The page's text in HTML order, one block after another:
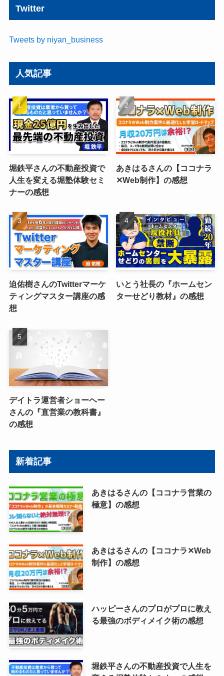
Twitter
Tweets by niyan_business
人気記事
堀鉄平さんの不動産投資で
人生を変える堀塾体験セミ
ナーの感想
あきはるさんの【ココナラ
✕Web制作】の感想
迫佑樹さんのTwitterマーケ
ティングマスター講座の感
想
いとう社長の『ホームセン
ターせどり教材』の感想
デイトラ運営者ショーヘー
さんの『直営業の教科書』
の感想
新着記事
あきはるさんの【ココナラ営業の
極意】の感想
あきはるさんの【ココナラ✕Web
制作】の感想
ハッピーさんのプロがプロに教え
る最強のボディメイク術の感想
堀鉄平さんの不動産投資で人生を